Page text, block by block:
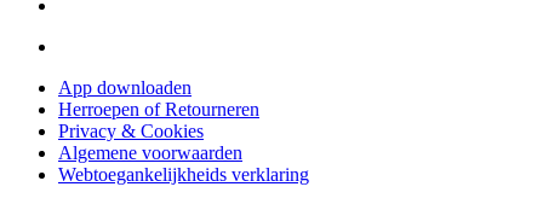
App downloaden
Herroepen of Retourneren
Privacy & Cookies
Algemene voorwaarden
Webtoegankelijkheids verklaring